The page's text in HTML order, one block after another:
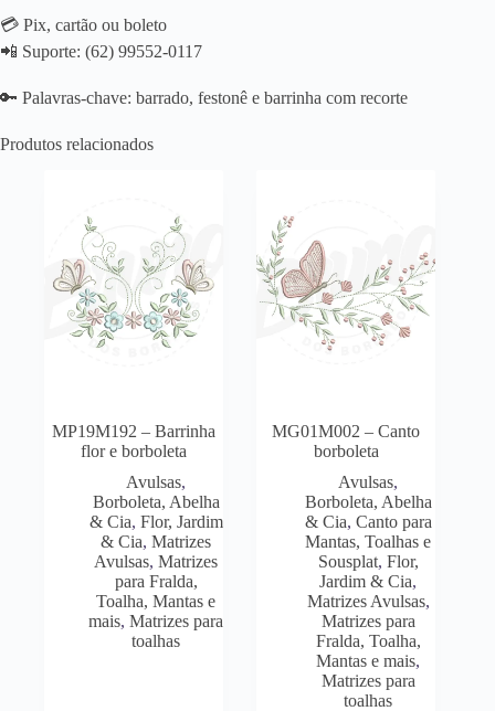
💳 Pix, cartão ou boleto
📲 Suporte: (62) 99552-0117
🔑 Palavras-chave: barrado, festonê e barrinha com recorte
Produtos relacionados
MP19M192 – Barrinha
flor e borboleta
Avulsas,
Borboleta, Abelha
& Cia, Flor, Jardim
& Cia,Matrizes
Avulsas,Matrizes
para Fralda,
Toalha, Mantas e
mais,Matrizes para
toalhas
MG01M002 – Canto
borboleta
Avulsas,
Borboleta, Abelha
& Cia, Canto para
Mantas, Toalhas e
Sousplat, Flor,
Jardim & Cia,
Matrizes Avulsas,
Matrizes para
Fralda, Toalha,
Mantas e mais,
Matrizes para
toalhas